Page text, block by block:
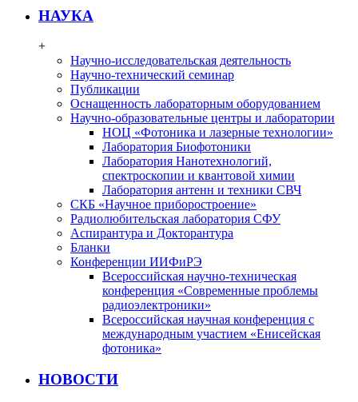
НАУКА
+
Научно-исследовательская деятельность
Научно-технический семинар
Публикации
Оснащенность лабораторным оборудованием
Научно-образовательные центры и лаборатории
НОЦ «Фотоника и лазерные технологии»
Лаборатория Биофотоники
Лаборатория Нанотехнологий,
спектроскопии и квантовой химии
Лаборатория антенн и техники СВЧ
СКБ «Научное приборостроение»
Радиолюбительская лаборатория СФУ
Аспирантура и Докторантура
Бланки
Конференции ИИФиРЭ
Всероссийская научно-техническая
конференция «Современные проблемы
радиоэлектроники»
Всероссийская научная конференция с
международным участием «Енисейская
фотоника»
НОВОСТИ